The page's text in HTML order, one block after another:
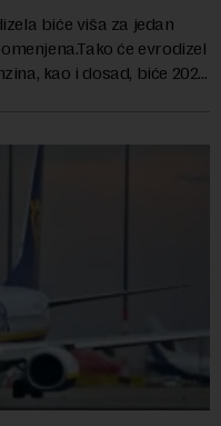
biće viša za jedan
će evrodizel
kao i dosad, biće 202